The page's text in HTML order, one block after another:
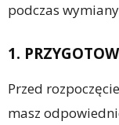
podczas
1.
Przed
masz